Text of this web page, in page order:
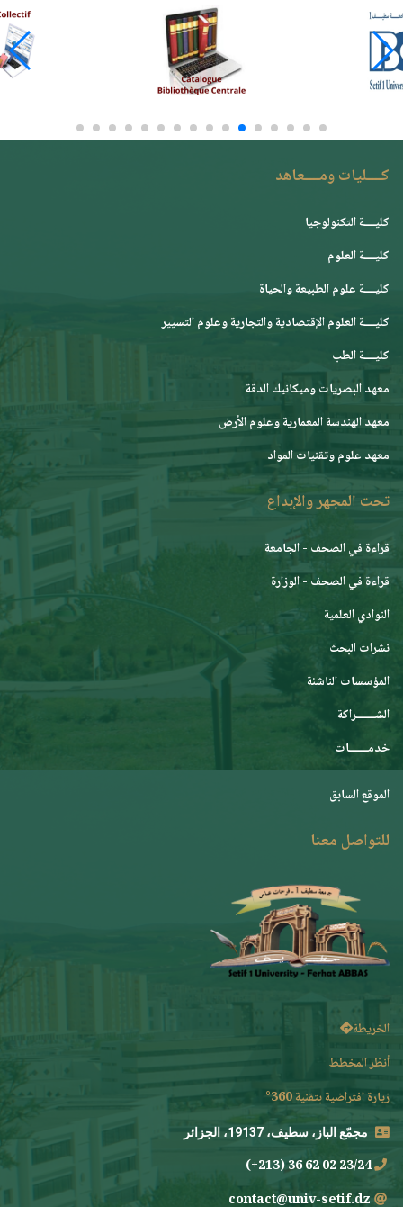
كــــليات ومــــعاهد
كليــــة التكنولوجيا
كليــــة العلوم
كليــــة علوم الطبيعة والحياة
كليــــة العلوم الإقتصادية والتجارية وعلوم التسيير
كليــــة الطب
معهد البصريات وميكانيك الدقة
معهد الهندسة المعمارية وعلوم الأرض
معهد علوم وتقنيات المواد
تحت المجهر والإبداع
قراءة في الصحف - الجامعة
قراءة في الصحف - الوزارة
النوادي العلمية
نشرات البحث
المؤسسات الناشئة
الشـــــــراكة
خدمـــــــات
الموقع السابق
للتواصل معنا
الخريطة
أنظر المخطط
زيارة افتراضية بتقنية 360°
مجمّع الباز، سطيف، 19137، الجزائر
23/24 02 62 36 (213+)
contact@univ-setif.dz